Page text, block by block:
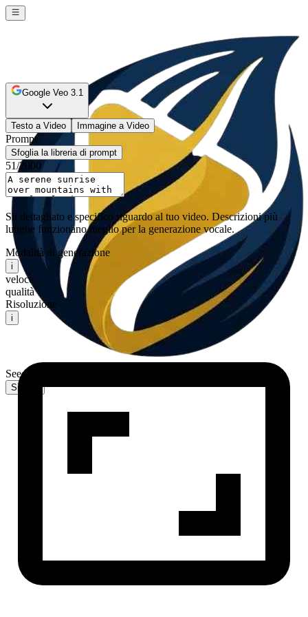
Seedance 2.0
Sign In
Google Veo 3.1
Testo a Video Immagine a Video
Prompt
Sfoglia la libreria di prompt
51/2000
Sii dettagliato e specifico riguardo al tuo video. Descrizioni più
lunghe funzionano meglio per la generazione vocale.
Modalità di generazione
i
veloce
qualità
Risoluzione
i